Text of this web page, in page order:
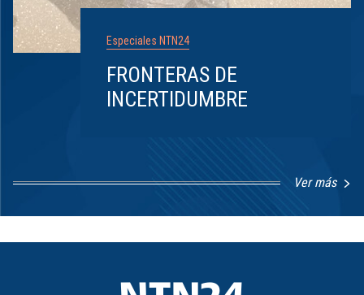
Especiales NTN24
FRONTERAS DE
INCERTIDUMBRE
Ver más
1
8